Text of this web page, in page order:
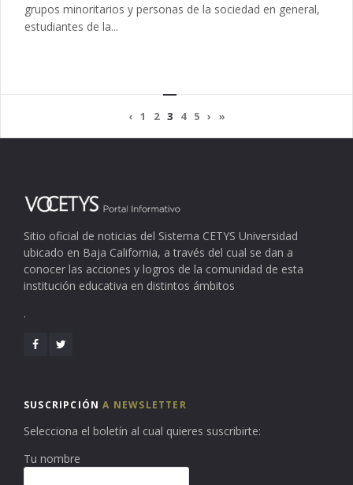
grupos minoritarios y personas de la sociedad en general,
estudiantes de la...
‹ 1 2 3 4 5 › »
Sitio oficial de noticias del Sistema CETYS Universidad
ubicado en Baja California, a través del cual se dan a
conocer las acciones y logros de la comunidad de esta
institución educativa en distintos ámbitos
.
SUSCRIPCIÓNA NEWSLETTER
Selecciona el boletín al cual quieres suscribirte:
Tu nombre